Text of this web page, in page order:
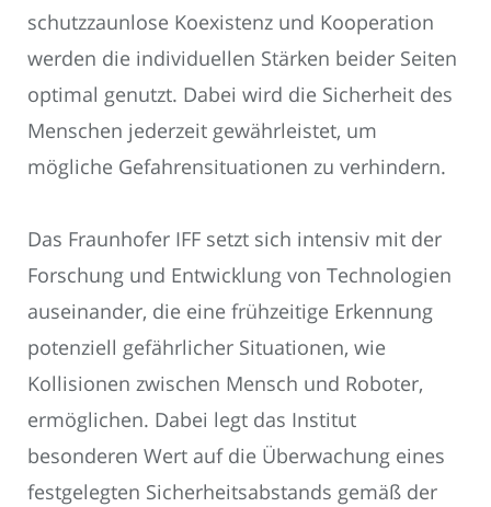
schutzzaunlose Koexistenz und Kooperation
werden die individuellen Stärken beider Seiten
optimal genutzt. Dabei wird die Sicherheit des
Menschen jederzeit gewährleistet, um
mögliche Gefahrensituationen zu verhindern.
Das Fraunhofer IFF setzt sich intensiv mit der
Forschung und Entwicklung von Technologien
auseinander, die eine frühzeitige Erkennung
potenziell gefährlicher Situationen, wie
Kollisionen zwischen Mensch und Roboter,
ermöglichen. Dabei legt das Institut
besonderen Wert auf die Überwachung eines
festgelegten Sicherheitsabstands gemäß der